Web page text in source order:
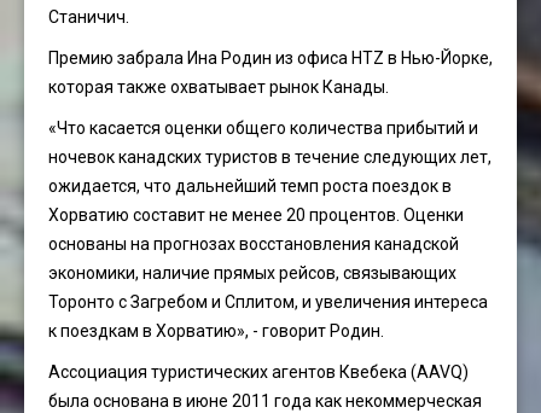
Станичич.
Премию забрала Ина Родин из офиса HTZ в Нью-Йорке,
которая также охватывает рынок Канады.
«Что касается оценки общего количества прибытий и
ночевок канадских туристов в течение следующих лет,
ожидается, что дальнейший темп роста поездок в
Хорватию составит не менее 20 процентов. Оценки
основаны на прогнозах восстановления канадской
экономики, наличие прямых рейсов, связывающих
Торонто с Загребом и Сплитом, и увеличения интереса
к поездкам в Хорватию», - говорит Родин.
Ассоциация туристических агентов Квебека (AAVQ)
была основана в июне 2011 года как некоммерческая